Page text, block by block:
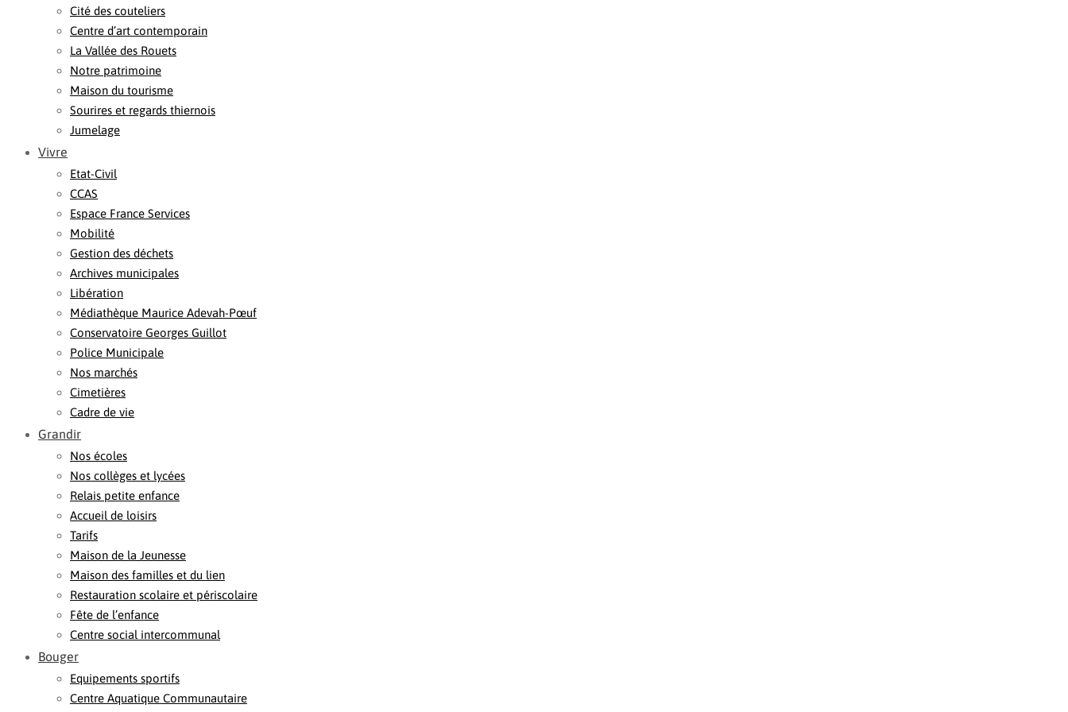
Cité des couteliers
Centre d’art contemporain
La Vallée des Rouets
Notre patrimoine
Maison du tourisme
Sourires et regards thiernois
Jumelage
Vivre
Etat-Civil
CCAS
Espace France Services
Mobilité
Gestion des déchets
Archives municipales
Libération
Médiathèque Maurice Adevah-Pœuf
Conservatoire Georges Guillot
Police Municipale
Nos marchés
Cimetières
Cadre de vie
Grandir
Nos écoles
Nos collèges et lycées
Relais petite enfance
Accueil de loisirs
Tarifs
Maison de la Jeunesse
Maison des familles et du lien
Restauration scolaire et périscolaire
Fête de l’enfance
Centre social intercommunal
Bouger
Equipements sportifs
Centre Aquatique Communautaire